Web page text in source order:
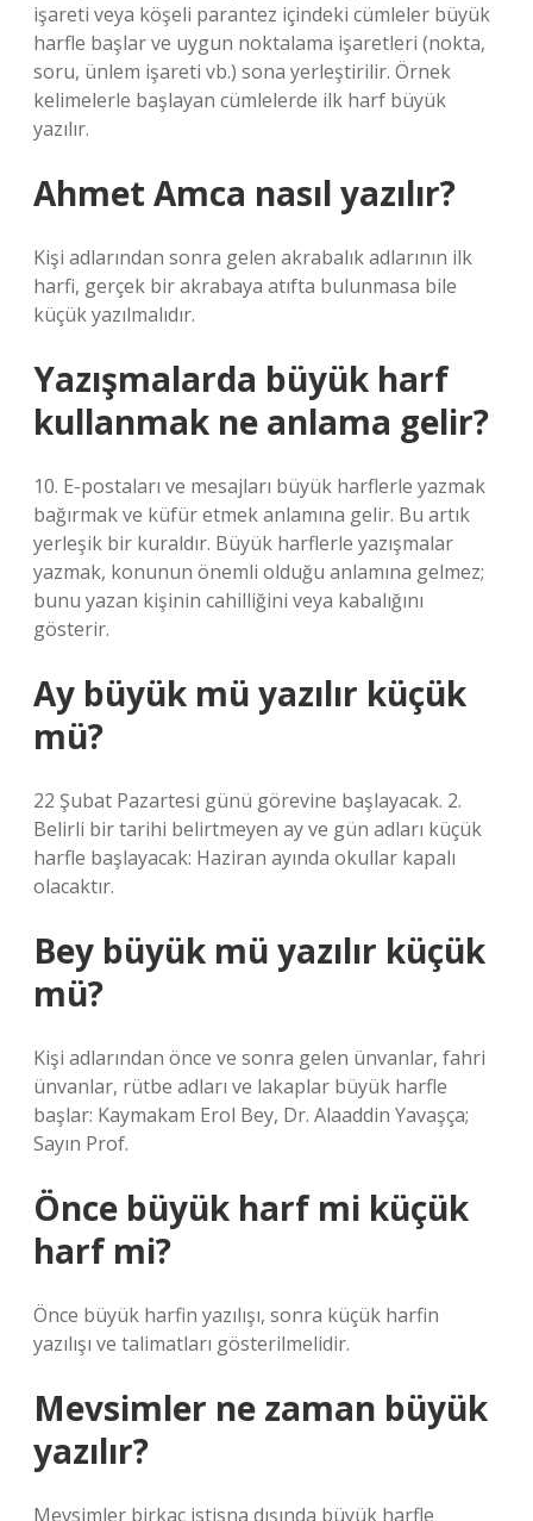
işareti veya köşeli parantez içindeki cümleler büyük
harfle başlar ve uygun noktalama işaretleri (nokta,
soru, ünlem işareti vb.) sona yerleştirilir. Örnek
kelimelerle başlayan cümlelerde ilk harf büyük
yazılır.
Ahmet Amca nasıl yazılır?
Kişi adlarından sonra gelen akrabalık adlarının ilk
harfi, gerçek bir akrabaya atıfta bulunmasa bile
küçük yazılmalıdır.
Yazışmalarda büyük harf
kullanmak ne anlama gelir?
10. E-postaları ve mesajları büyük harflerle yazmak
bağırmak ve küfür etmek anlamına gelir. Bu artık
yerleşik bir kuraldır. Büyük harflerle yazışmalar
yazmak, konunun önemli olduğu anlamına gelmez;
bunu yazan kişinin cahilliğini veya kabalığını
gösterir.
Ay büyük mü yazılır küçük
mü?
22 Şubat Pazartesi günü görevine başlayacak. 2.
Belirli bir tarihi belirtmeyen ay ve gün adları küçük
harfle başlayacak: Haziran ayında okullar kapalı
olacaktır.
Bey büyük mü yazılır küçük
mü?
Kişi adlarından önce ve sonra gelen ünvanlar, fahri
ünvanlar, rütbe adları ve lakaplar büyük harfle
başlar: Kaymakam Erol Bey, Dr. Alaaddin Yavaşça;
Sayın Prof.
Önce büyük harf mi küçük
harf mi?
Önce büyük harfin yazılışı, sonra küçük harfin
yazılışı ve talimatları gösterilmelidir.
Mevsimler ne zaman büyük
yazılır?
Mevsimler birkaç istisna dışında büyük harfle